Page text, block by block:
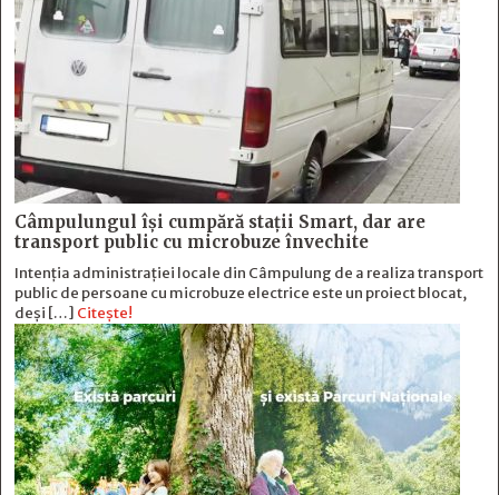
Câmpulungul îşi cumpără staţii Smart, dar are
transport public cu microbuze învechite
Intenția administrației locale din Câmpulung de a realiza transport
public de persoane cu microbuze electrice este un proiect blocat,
deși […] Citește!